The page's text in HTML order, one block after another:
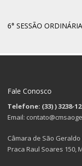
6° SESSÃO ORDINÁRIA
Fale Conosco
Telefone: (33)) 3238-
Email:
Câmara de São
Praca Raul Soares 150,